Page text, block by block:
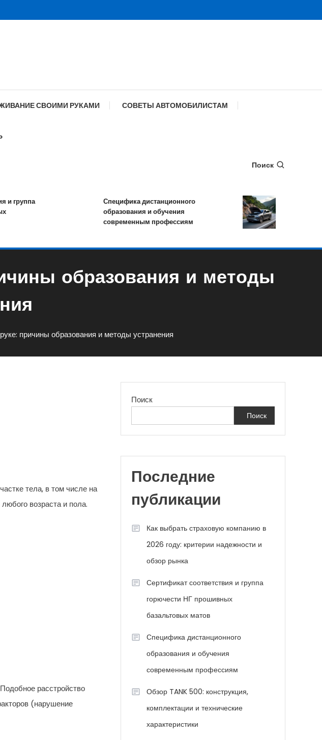
СВОИМИ РУКАМИ СОВЕТЫ АВТОМОБИЛИСТАМ
Поиск
Специфика дистанционного
образования и обучения
современным профессиям
Обзор TANK
комплектации
характеристики
образования и методы
причины образования и методы устранения
тела, в том числе на
возраста и пола.
расстройство
(нарушение
Поиск
Поиск
Последние
публикации
Как выбрать страховую компанию в
2026 году: критерии надежности и
обзор рынка
Сертификат соответствия и группа
горючести НГ прошивных
базальтовых матов
Специфика дистанционного
образования и обучения
современным профессиям
Обзор TANK 500: конструкция,
комплектации и технические
характеристики